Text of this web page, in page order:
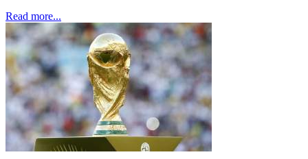
Read more...